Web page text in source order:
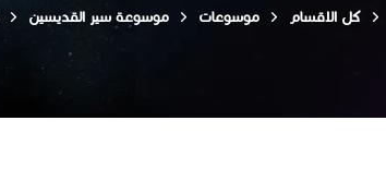
كل الاقسام موسوعات موسوعة سير القديسين